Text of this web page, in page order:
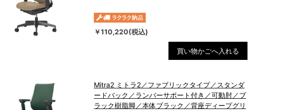
￥110,220(税込)
買い物かごへ入れる
Mitra2 ミトラ2／ファブリックタイプ／スタンダ
ードバック／ランバーサポート付き／可動肘／ブ
ラック樹脂脚／本体ブラック／背座ディープグリ